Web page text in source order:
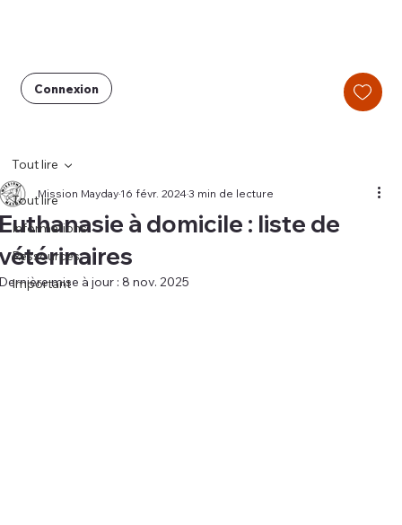
Connexion
Tout lire
Informations
Ressources
Important
Tout lire
à domicile : liste de
Mission Mayday16 févr. 20243 min de lecture
mise à jour :8 nov. 2025